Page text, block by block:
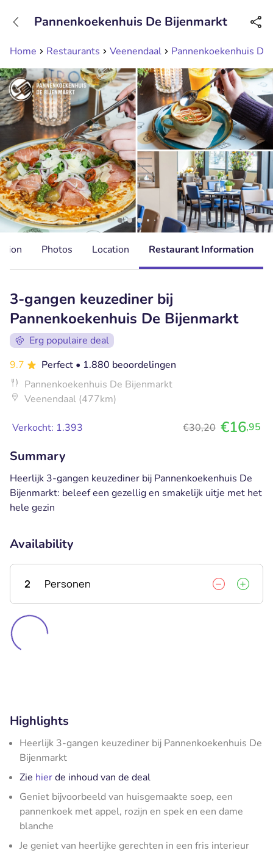
Available until 23:00
Home Restaurants Veenendaal Pannenkoekenhuis
Pannenkoekenhuis De Bijenmarkt
Photos Location Restaurant Information
3-gangen keuzediner bij
Pannenkoekenhuis De Bijenmarkt
Erg populaire deal
9.7
Perfect • 1.880 beoordelingen
Pannenkoekenhuis De Bijenmarkt
Veenendaal (477km)
Verkocht: 1.393 €30,20 €16,95
Summary
Heerlijk 3-gangen keuzediner bij Pannenkoekenhuis De
Bijenmarkt: beleef een gezellig en smakelijk uitje met het
hele gezin
Availability
2 Personen
Highlights
Heerlijk 3-gangen keuzediner bij Pannenkoekenhuis De
Bijenmarkt
Zie hierde inhoud van de deal
Geniet bijvoorbeeld van huisgemaakte soep, een
pannenkoek met appel, rozijn en spek en een dame
blanche
Je geniet van heerlijke gerechten in een fris interieur